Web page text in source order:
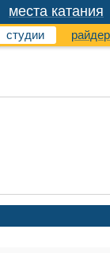
места катания
студии